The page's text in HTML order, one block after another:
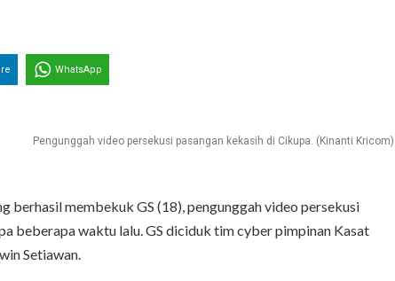
WhatsApp
Pengunggah video persekusi pasangan kekasih di Cikupa. (Kinanti Kricom)
berhasil membekuk GS (18), pengunggah video persekusi
beberapa waktu lalu. GS diciduk tim cyber pimpinan Kasat
Setiawan.